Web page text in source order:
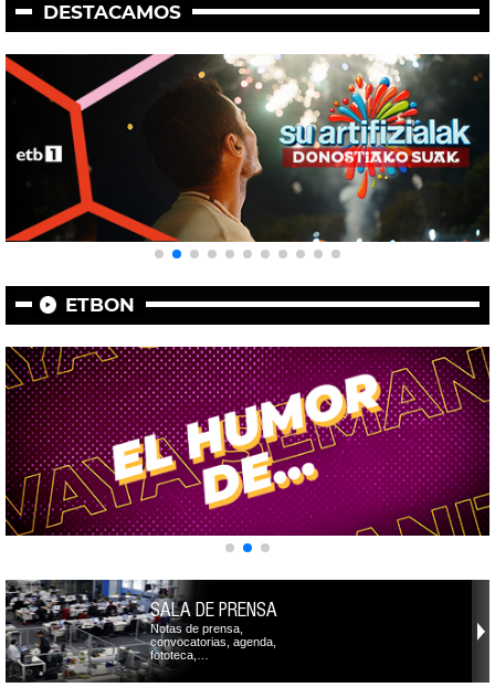
DESTACAMOS
ETBON
SALA DE PRENSA
Notas de prensa,
convocatorias, agenda,
fototeca,…